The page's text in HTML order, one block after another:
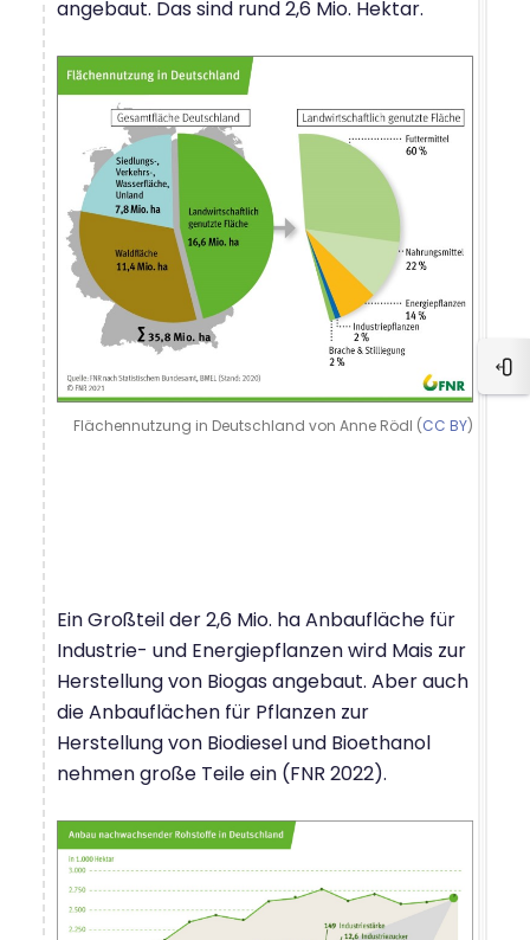
angebaut. Das sind rund 2,6 Mio. Hektar.
Flächennutzung in Deutschland von Anne Rödl (CC BY)
Ein Großteil der 2,6 Mio. ha Anbaufläche für
Industrie- und Energiepflanzen wird Mais zur
Herstellung von Biogas angebaut. Aber auch
die Anbauflächen für Pflanzen zur
Herstellung von Biodiesel und Bioethanol
nehmen große Teile ein (FNR 2022).